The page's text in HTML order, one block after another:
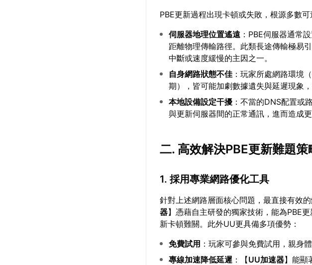
PBE更新過程出現卡頓或失敗，根源多數
伺服器地理位置遙遠 ：PBE伺服器通常
距離物理傳輸路徑。此類長途傳輸極易
中斷或速度緩慢的主因之一。
自身網路狀態不佳 ：玩家所處網路環境
期），皆可能加劇數據遺失與延遲現象
本地設備設定干擾 ：不當的DNS配置或
與更新伺服器間的正常通訊，進而造成更
二. 高效解決PBE更新難題策
1. 採用專業網路優化工具
針對上述網路層面核心問題，最直接有效
器】憑藉自主研發的獨家技術，能為PBE
新卡頓難關。此外UU更具備多項優勢：
免費試用 ：玩家可參與免費試用，親身
專線加速降低延遲 ：【UU加速器】能顯